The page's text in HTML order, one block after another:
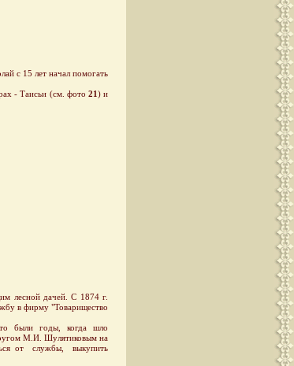
с 15 лет начал помогать
- Таисьи (см. фото 21) и
лесной дачей. С 1874 г.
в фирму "Товарищество
были годы, когда шло
М.И. Шулятиковым на
от службы, выкупить